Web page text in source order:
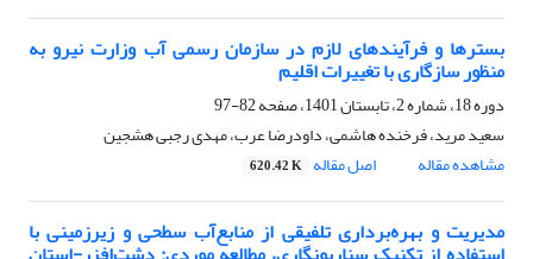
بسترها و فرآیندهای لازم در سازمان رسمی آب وزارت نیرو به
منظور سازگاری با تغییرات اقلیم
دوره 18، شماره 2، تابستان 1401، صفحه
82-97
سعید مرید، فرخنده هاشمی، داودرضا عرب، مهدی رجبی هشجین
مشاهده مقاله
اصل مقاله 620.42 K
مدیریت و بهره‌برداری تلفیقی از منابع‌آب‌ سطحی و زیرزمینی با